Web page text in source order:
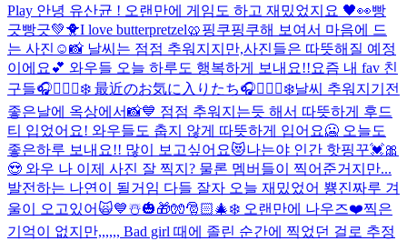
Play 안녕 유산균 ! 오랜만에 게임도 하고 재밌었지요 🖤👀빵
긋빵긋💚🐥I love butterpretzel🥨핑쿠핑쿠해 보여서 마음에 드
는 사진☺️📸 날씨는 점점 추워지지만,사진들은 따뜻해질 예정
이에요💕 와우들 오늘 하루도 행복하게 보내요!!요즘 내 fav 친
구들🎧🧘🏻‍♀️❄️ 最近のお気に入りたち🎧🧘🏻‍♀️❄️날씨 추워지기전
좋은날에 옥상에서📸💙 점점 추워지는듯 해서 따뜻하게 후드
티 입었어요! 와우들도 춥지 않게 따뜻하게 입어요🥶 오늘도
좋은하루 보내요!! 많이 보고싶어요😻나는야 인간 핫핑꾸💓🎀
😍 와우 나 이제 사진 잘 찍지? 물론 멤버들이 찍어준거지만...
발전하는 나연이 될거임 다들 잘자 오늘 재밌었어 뿅진짜루 겨
울이 오고있어🙀💙☃️🎃🎁🧤🎅🏻🎄❄️ 오랜만에 나우즈❤️찍은
기억이 없지만,,,,,, Bad girl 때에 졸린 순간에 찍었던 걸로 추정